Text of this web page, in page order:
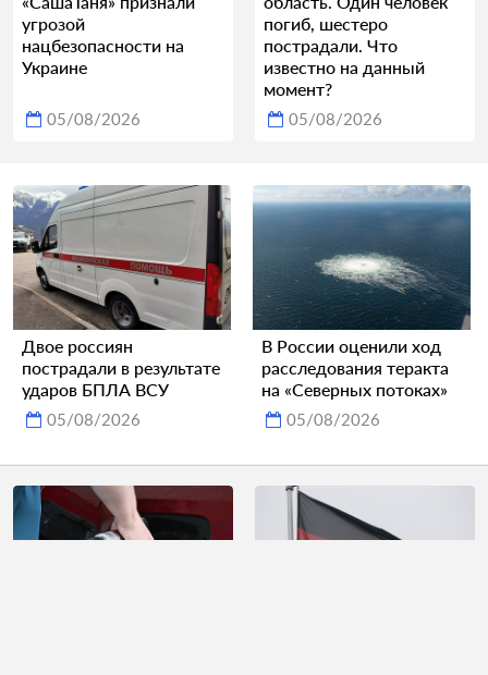
угрозой
нацбезопасности на
Украине
05/08/2026
погиб, шестеро
пострадали. Что
известно на данный
момент?
05/08/2026
Двое россиян
пострадали в результате
ударов БПЛА ВСУ
05/08/2026
В России оценили ход
расследования теракта
на «Северных потоках»
05/08/2026